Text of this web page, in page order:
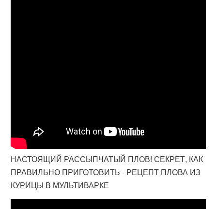
НАСТОЯЩИЙ РАССЫПЧАТЫЙ ПЛОВ! СЕКРЕТ, КАК
ПРАВИЛЬНО ПРИГОТОВИТЬ - РЕЦЕПТ ПЛОВА ИЗ
КУРИЦЫ В МУЛЬТИВАРКЕ